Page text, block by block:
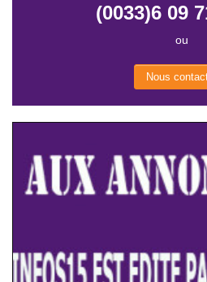
(0033)6 09
ou
Nous